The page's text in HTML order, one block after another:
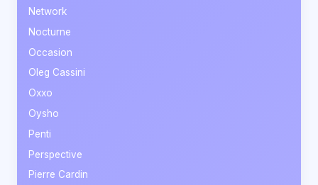
Network
Nocturne
Occasion
Oleg Cassini
Oxxo
Oysho
Penti
Perspective
Pierre Cardin